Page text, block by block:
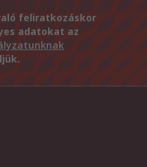
feliratkozáskor
adatokat az